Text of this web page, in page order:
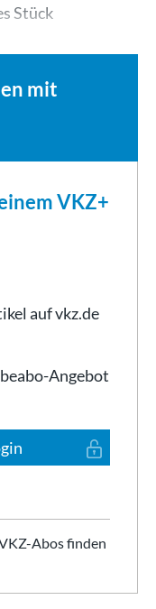
Stück
mit
VKZ+
auf vkz.de
Angebot
Abos finden